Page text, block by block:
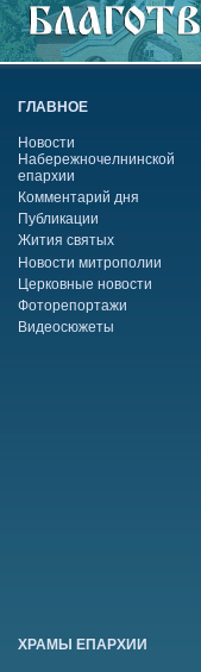
ГЛАВНОЕ
Новости
Набережночелнинской
епархии
Комментарий дня
Публикации
Жития святых
Новости митрополии
Церковные новости
Фоторепортажи
Видеосюжеты
ХРАМЫ ЕПАРХИИ